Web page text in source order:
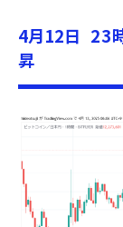
4月12日 23
昇